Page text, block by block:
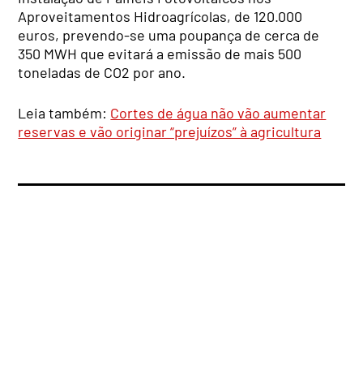
Aproveitamentos Hidroagrícolas, de 120.000
euros, prevendo-se uma poupança de cerca de
350 MWH que evitará a emissão de mais 500
toneladas de CO2 por ano.
Leia também: Cortes de água não vão aumentar
reservas e vão originar “prejuízos” à agricultura